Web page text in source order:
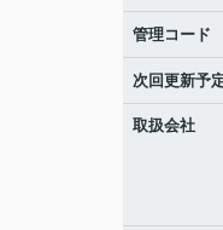
管理コード
次回更新予
取扱会社